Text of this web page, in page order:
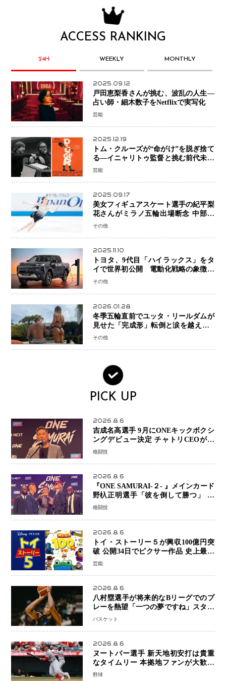
ACCESS RANKING
24H WEEKLY MONTHLY
2025.09.12
戸田恵梨香さんが挑む、波乱の人生―
占い師・細木数子をNetflixで実写化
芸能
2025.12.19
トム・クルーズが“命がけ”を脱ぎ捨て
る―イニャリトゥ監督と挑む前代未聞
の大惨事コメディ「DIGGER ディガ
芸能
2025.09.17
美女フィギュアスケート選手の紀平梨
花さんがミラノ五輪出場断念 中部選
手権欠場を発表「安全最優先の判断」
その他
2025.11.10
トヨタ、9代目「ハイラックス」をタ
イで世界初公開 電動化戦略の象徴と
なるBEVモデルを初設定
その他
2026.01.28
冬季五輪直前でユッタ・リールダムが
見せた「完成形」転倒と涙を越えて─
ミラノで金を狙うオランダ女王の現在
その他
PICK UP
2026.8.6
吉成名高選手 9月にONEキックボクシ
ングデビュー決定 チャトリCEOがサ
プライズ発表 2カ月連続参戦へ
格闘技
2026.8.6
『ONE SAMURAI-２- 』メインカード
野杁正明選手「彼を倒して勝つ」 リ
ウ・メンヤンとの因縁に決着へ 再起
初戦
格闘技
2026.8.6
トイ・ストーリー５が興収100億円突
破 公開34日でピクサー作品 史上最速
日本歴代シリーズ最高更新も目前
芸能
2026.8.6
八村塁選手が将来的なBリーグでのプ
レーを熱望「一つの夢ですね」スター
帰還がリーグ価値を押し上げる可能性
バスケット
2026.8.6
ヌートバー選手 新天地初安打は貴重
なタイムリー 本拠地ファンが大歓声
笑顔で歓喜
野球